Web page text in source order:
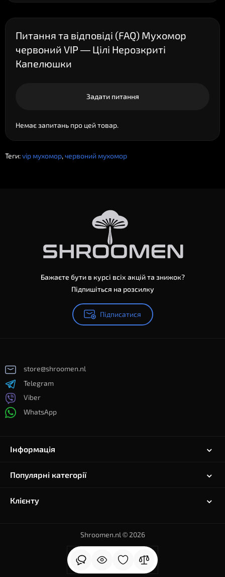
Питання та відповіді (FAQ) Мухомор
червоний VIP — Цілі Нерозкриті
Капелюшки
Задати питання
Немає запитань про цей товар.
Теги:vip мухомор,червоний мухомор
Бажаєте бути в курсі всіх акцій та знижок?
Підпишіться на розсилку
Підписатися
store@shroomen.nl
Telegram
Viber
WhatsApp
Інформація
Популярні категорії
Клієнту
Shroomen.nl © 2026